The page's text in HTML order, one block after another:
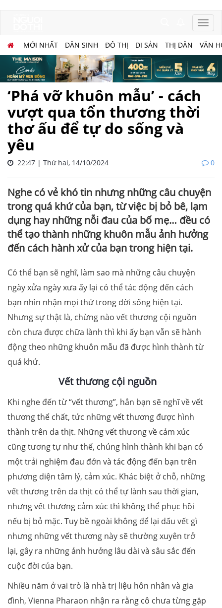
MỚI NHẤT DÂN SINH ĐÔ THỊ DI SẢN THỊ DÂN VĂN
‘Phá vỡ khuôn mẫu’ - cách
vượt qua tổn thương thời
thơ ấu để tự do sống và
yêu
22:47 | Thứ hai, 14/10/2024 0
Nghe có vẻ khó tin nhưng những câu chuyện
trong quá khứ của bạn, từ việc bị bỏ bê, lạm
dụng hay những nỗi đau của bố mẹ… đều có
thể tạo thành những khuôn mẫu ảnh hưởng
đến cách hành xử của bạn trong hiện tại.
Có thể bạn sẽ nghĩ, làm sao mà những câu chuyện
ngày xửa ngày xưa ấy lại có thể tác động đến cách
bạn nhìn nhận mọi thứ trong đời sống hiện tại.
Nhưng sự thật là, chừng nào vết thương cội nguồn
còn chưa được chữa lành thì khi ấy bạn vẫn sẽ hành
động theo những khuôn mẫu đã được hình thành từ
quá khứ.
Vết thương cội nguồn
Khi nghe đến từ “vết thương”, hẳn bạn sẽ nghĩ về vết
thương thể chất, tức những vết thương được hình
thành trên da thịt. Những vết thương về cảm xúc
cũng tương tự như thế, chúng hình thành khi bạn có
một trải nghiệm đau đớn và tác động đến bạn trên
phương diện tâm lý, cảm xúc. Khác biệt ở chỗ, những
vết thương trên da thịt có thể tự lành sau thời gian,
nhưng vết thương cảm xúc thì không thể phục hồi
nếu bị bỏ mặc. Tuy bề ngoài không để lại dấu vết gì
nhưng những vết thương này sẽ thường xuyên trở
lại, gây ra những ảnh hưởng lâu dài và sâu sắc đến
cuộc đời của bạn.
Nhiều năm ở vai trò là nhà trị liệu hôn nhân và gia
đình, Vienna Pharaon nhận ra rằng cô chưa từng gặp